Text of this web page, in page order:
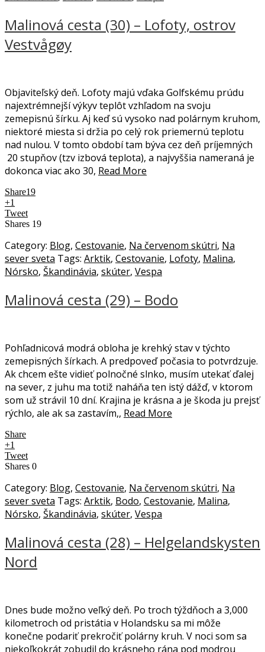
Malinová cesta (30) – Lofoty, ostrov
Vestvågøy
Objaviteľský deň. Lofoty majú vďaka Golfskému prúdu
najextrémnejší výkyv teplôt vzhľadom na svoju
zemepisnú šírku. Aj keď sú vysoko nad polárnym kruhom,
niektoré miesta si držia po celý rok priemernú teplotu
nad nulou. V tomto období tam býva cez deň príjemných
20 stupňov (tzv izbová teplota), a najvyššia nameraná je
dokonca viac ako 30, Read More
Share19
+1
Tweet
Shares 19
Category: Blog, Cestovanie, Na červenom skútri, Na
sever sveta Tags: Arktik, Cestovanie, Lofoty, Malina,
Nórsko, Škandinávia, skúter, Vespa
Malinová cesta (29) – Bodo
Pohľadnicová modrá obloha je krehký stav v týchto
zemepisných šírkach. A predpoveď počasia to potvrdzuje.
Ak chcem ešte vidieť polnočné slnko, musím utekať ďalej
na sever, z juhu ma totiž naháňa ten istý dážď, v ktorom
som už strávil 10 dní. Krajina je krásna a je škoda ju prejsť
rýchlo, ale ak sa zastavím,, Read More
Share
+1
Tweet
Shares 0
Category: Blog, Cestovanie, Na červenom skútri, Na
sever sveta Tags: Arktik, Bodo, Cestovanie, Malina,
Nórsko, Škandinávia, skúter, Vespa
Malinová cesta (28) – Helgelandskysten
Nord
Dnes bude možno veľký deň. Po troch týždňoch a 3,000
kilometroch od pristátia v Holandsku sa mi môže
konečne podariť prekročiť polárny kruh. V noci som sa
niekoľkokrát zobudil do krásneho rána pod modrou